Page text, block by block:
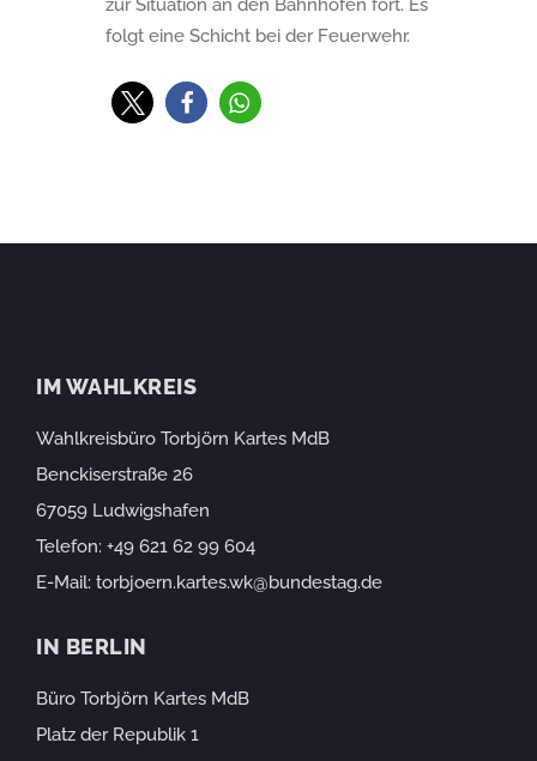
zur Situation an den Bahnhöfen fort. Es
folgt eine Schicht bei der Feuerwehr.
IM WAHLKREIS
Wahlkreisbüro Torbjörn Kartes MdB
Benckiserstraße 26
67059 Ludwigshafen
Telefon: +49 621 62 99 604
E-Mail: torbjoern.kartes.wk@bundestag.de
IN BERLIN
Büro Torbjörn Kartes MdB
Platz der Republik 1